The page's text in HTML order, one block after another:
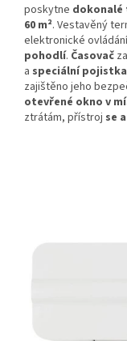
poskytne dokonalé
60 m². Vestavěný
elektronické
pohodlí. Časovač
a speciální
zajištěno jeho
otevřené okno v
ztrátám, přístroj se